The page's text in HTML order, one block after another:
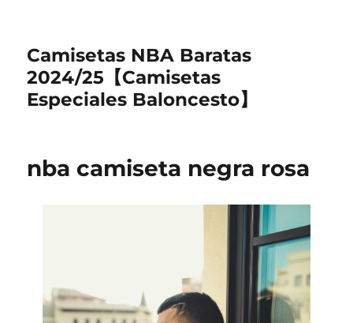
Camisetas NBA Baratas
2024/25【Camisetas
Especiales Baloncesto】
nba camiseta negra rosa